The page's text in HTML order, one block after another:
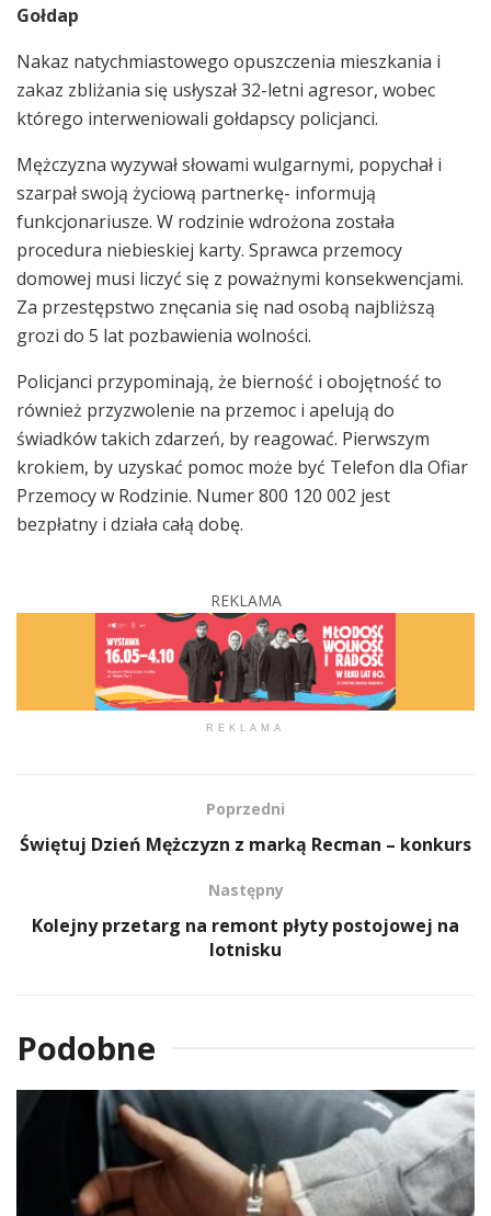
Gołdap
Nakaz natychmiastowego opuszczenia mieszkania i
zakaz zbliżania się usłyszał 32-letni agresor, wobec
którego interweniowali gołdapscy policjanci.
Mężczyzna wyzywał słowami wulgarnymi, popychał i
szarpał swoją życiową partnerkę- informują
funkcjonariusze. W rodzinie wdrożona została
procedura niebieskiej karty. Sprawca przemocy
domowej musi liczyć się z poważnymi konsekwencjami.
Za przestępstwo znęcania się nad osobą najbliższą
grozi do 5 lat pozbawienia wolności.
Policjanci przypominają, że bierność i obojętność to
również przyzwolenie na przemoc i apelują do
świadków takich zdarzeń, by reagować. Pierwszym
krokiem, by uzyskać pomoc może być Telefon dla Ofiar
Przemocy w Rodzinie. Numer 800 120 002 jest
bezpłatny i działa całą dobę.
REKLAMA
REKLAMA
Poprzedni
Świętuj Dzień Mężczyzn z marką Recman – konkurs
Następny
Kolejny przetarg na remont płyty postojowej na
lotnisku
Podobne